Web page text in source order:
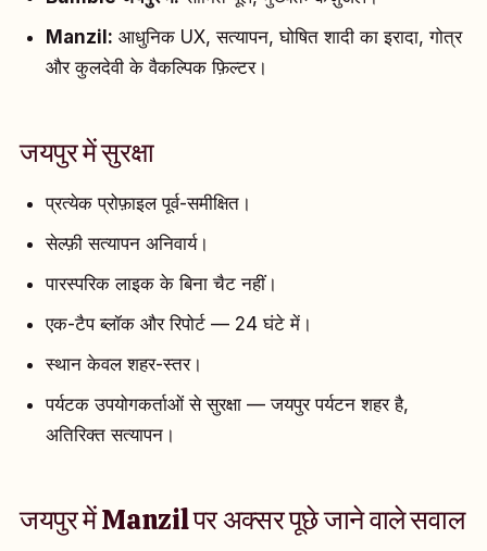
Manzil: आधुनिक UX, सत्यापन, घोषित शादी का इरादा, गोत्र
और कुलदेवी के वैकल्पिक फ़िल्टर।
जयपुर में सुरक्षा
प्रत्येक प्रोफ़ाइल पूर्व-समीक्षित।
सेल्फ़ी सत्यापन अनिवार्य।
पारस्परिक लाइक के बिना चैट नहीं।
एक-टैप ब्लॉक और रिपोर्ट — 24 घंटे में।
स्थान केवल शहर-स्तर।
पर्यटक उपयोगकर्ताओं से सुरक्षा — जयपुर पर्यटन शहर है,
अतिरिक्त सत्यापन।
जयपुर में Manzil पर अक्सर पूछे जाने वाले सवाल